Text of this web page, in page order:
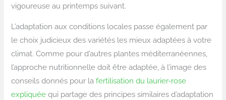
vigoureuse au printemps suivant.
L’adaptation aux conditions locales passe également par
le choix judicieux des variétés les mieux adaptées à votre
climat. Comme pour d’autres plantes méditerranéennes,
l’approche nutritionnelle doit être adaptée, à l’image des
conseils donnés pour lafertilisation du laurier-rose
expliquée qui partage des principes similaires d’adaptation